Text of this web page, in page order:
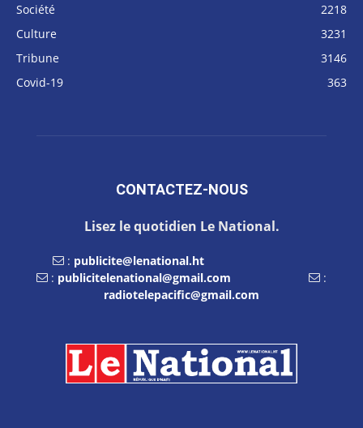
Société
2218
Culture
3231
Tribune
3146
Covid-19
363
CONTACTEZ-NOUS
Lisez le quotidien Le National.
: publicite@lenational.ht
: publicitelenational@gmail.com
:
radiotelepacific@gmail.com